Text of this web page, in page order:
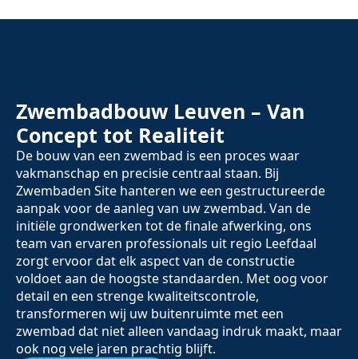
Zwembadbouw Leuven – Van
Concept tot Realiteit
De bouw van een zwembad is een proces waar
vakmanschap en precisie centraal staan. Bij
Zwembaden Site hanteren we een gestructureerde
aanpak voor de aanleg van uw zwembad. Van de
initiële grondwerken tot de finale afwerking, ons
team van ervaren professionals uit regio Leefdaal
zorgt ervoor dat elk aspect van de constructie
voldoet aan de hoogste standaarden. Met oog voor
detail en een strenge kwaliteitscontrole,
transformeren wij uw buitenruimte met een
zwembad dat niet alleen vandaag indruk maakt, maar
ook nog vele jaren prachtig blijft.